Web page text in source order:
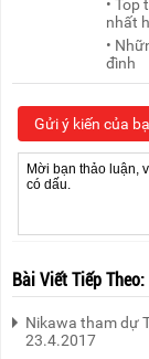
•
nhất
•
đình
Gửi ý kiến của
Bài Viết Tiếp Theo:
Nikawa tham dự
23.4.2017